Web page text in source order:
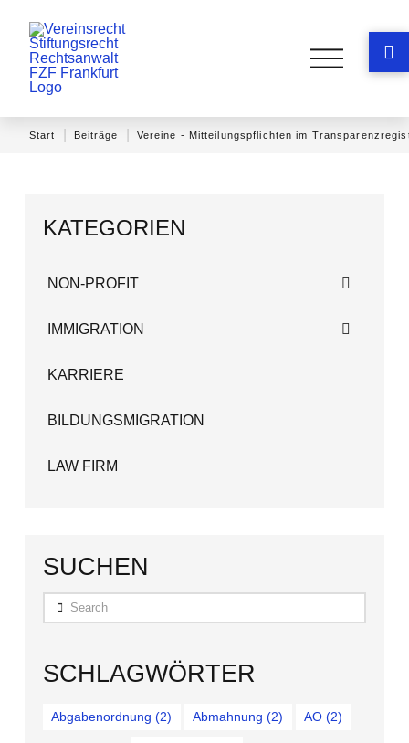
Start Beiträge Vereine - Mitteilungspflichten im
KATEGORIEN
NON-PROFIT
IMMIGRATION
KARRIERE
BILDUNGSMIGRATION
LAW FIRM
SUCHEN
Search
SCHLAGWÖRTER
Abgabenordnung (2) Abmahnung (2) AO (2)